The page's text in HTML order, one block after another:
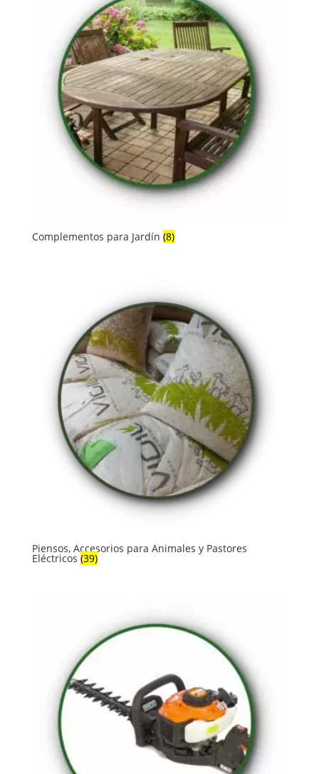
Complementos para Jardín (8)
Piensos, Accesorios para Animales y Pastores
Eléctricos (39)